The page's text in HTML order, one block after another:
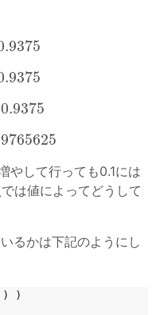
0.9375
やして行っても0.1には
は値によってどうして
るかは下記のようにし